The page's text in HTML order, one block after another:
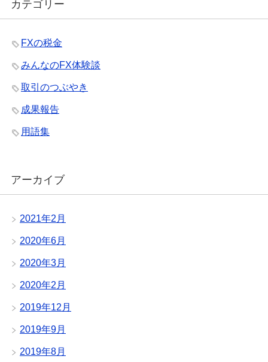
カテゴリー
FXの税金
みんなのFX体験談
取引のつぶやき
成果報告
用語集
アーカイブ
2021年2月
2020年6月
2020年3月
2020年2月
2019年12月
2019年9月
2019年8月